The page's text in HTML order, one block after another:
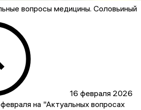
вопросы медицины. Соловьиный
16 февраля 2026
на "Актуальных вопросах